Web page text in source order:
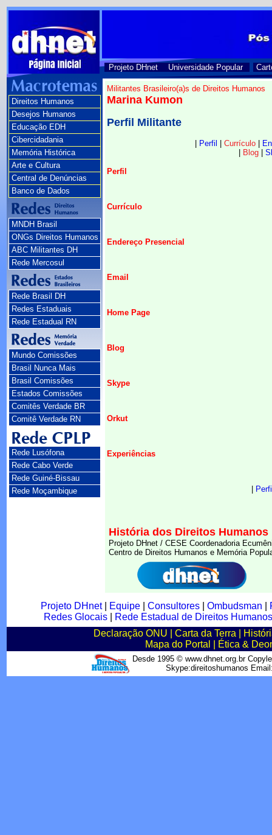
Projeto DHnet Universidade Popular
Direitos Humanos
Desejos Humanos
Educação EDH
Cibercidadania
Memória Histórica
Arte e Cultura
Central de Denúncias
Banco de Dados
MNDH Brasil
ONGs Direitos Humanos
ABC Militantes DH
Rede Mercosul
Rede Brasil DH
Redes Estaduais
Rede Estadual RN
Mundo Comissões
Brasil Nunca Mais
Brasil Comissões
Estados Comissões
Comitês Verdade BR
Comitê Verdade RN
Rede Lusófona
Rede Cabo Verde
Rede Guiné-Bissau
Rede Moçambique
Militantes Brasileiro(a)s de Direitos Humanos
Marina Kumon
Perfil Militante
Perfil Currículo|
Blog|
Perfil
Currículo
Endereço Presencial
Email
Home Page
Blog
Skype
Orkut
Experiências
História dos Direitos Humanos
Projeto DHnet / CESE Coordenadoria
Centro de Direitos Humanos e Memória
Projeto DHnet| Equipe| Consultores| Ombudsman
Redes Glocais|
Rede Estadual de Direitos
Declaração ONU
Carta da Terra
Mapa do Portal
Ética &
Desde 1995 © www.dhnet.org.br
Skype:direitoshumanos